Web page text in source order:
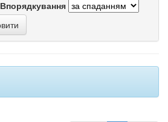
Впорядкування